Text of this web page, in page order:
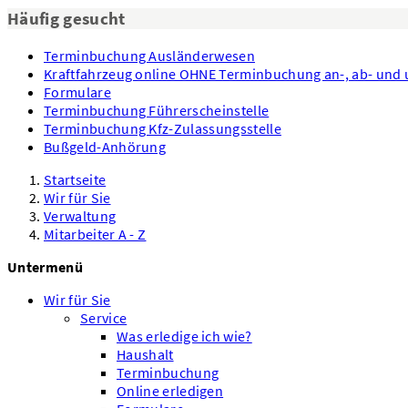
Häufig gesucht
Terminbuchung Ausländerwesen
Kraftfahrzeug online OHNE Terminbuchung an-, ab- und
Formulare
Terminbuchung Führerscheinstelle
Terminbuchung Kfz-Zulassungsstelle
Bußgeld-Anhörung
Startseite
Wir für Sie
Verwaltung
Mitarbeiter A - Z
Untermenü
Wir für Sie
Service
Was erledige ich wie?
Haushalt
Terminbuchung
Online erledigen